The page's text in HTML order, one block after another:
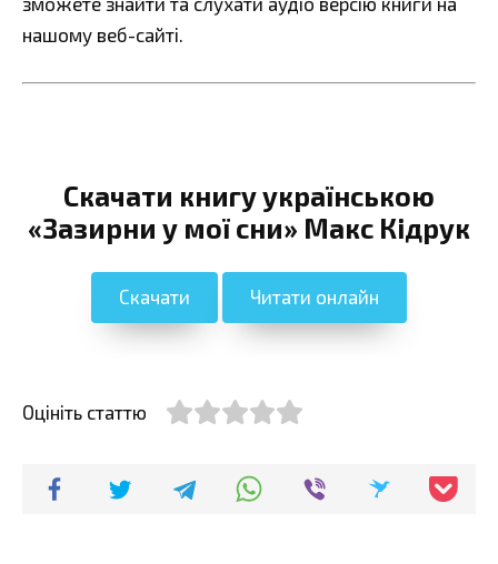
нашому веб-сайті.
Скачати книгу українською
«Зазирни у мої сни» Макс Кідрук
Скачати Читати онлайн
Оцініть статтю